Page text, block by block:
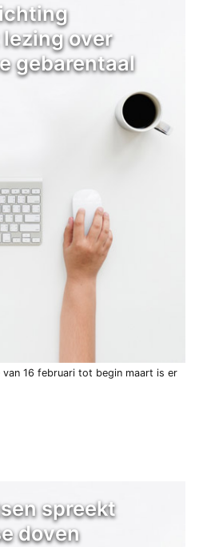
over
gebarentaal
16 februari tot begin maart is er
spreekt
doven